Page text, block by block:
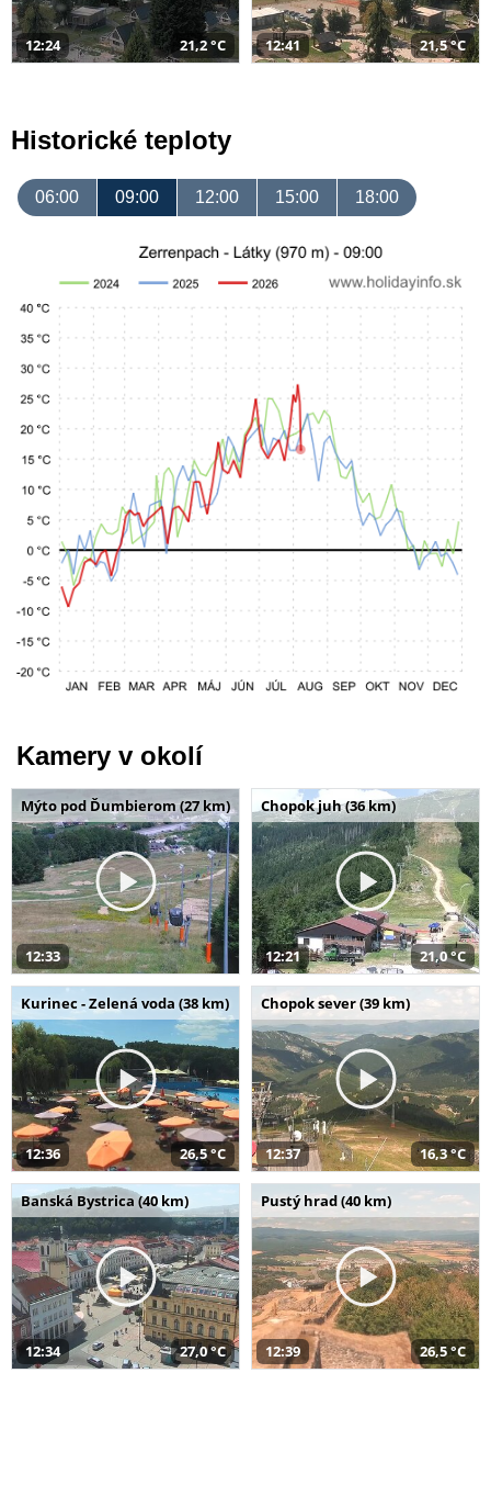
12:24 21,2 °C 12:41 21,5 °C
Historické teploty
06:00 09:00 12:00 15:00 18:00
Kamery v okolí
Mýto pod Ďumbierom (27 km)
12:33
Chopok juh (36 km)
12:21 21,0 °C
Kurinec - Zelená voda (38 km)
12:36 26,5 °C
Chopok sever (39 km)
12:37 16,3 °C
Banská Bystrica (40 km)
12:34 27,0 °C
Pustý hrad (40 km)
12:39 26,5 °C